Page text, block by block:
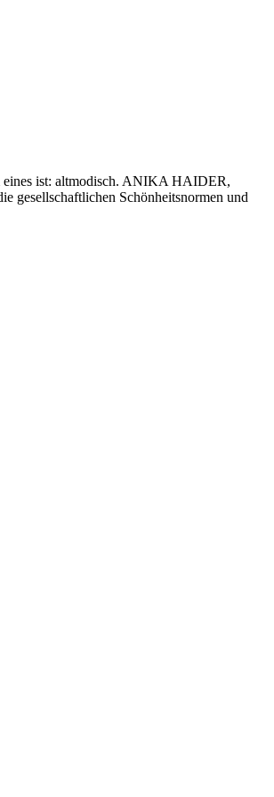
eines ist: altmodisch. ANIKA HAIDER,
gesellschaftlichen Schönheitsnormen und